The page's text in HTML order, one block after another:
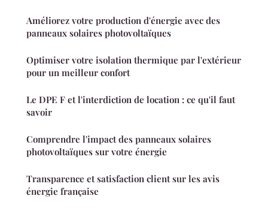
Améliorez votre production d'énergie avec des
panneaux solaires photovoltaïques
Optimiser votre isolation thermique par l'extérieur
pour un meilleur confort
Le DPE F et l'interdiction de location : ce qu'il faut
savoir
Comprendre l'impact des panneaux solaires
photovoltaïques sur votre énergie
Transparence et satisfaction client sur les avis
énergie française